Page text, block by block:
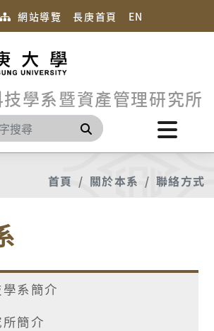
網站導覽 長庚首頁 EN
學系暨資產管理研究所
搜尋
首頁 關於本系 聯絡方式
系簡介
簡介